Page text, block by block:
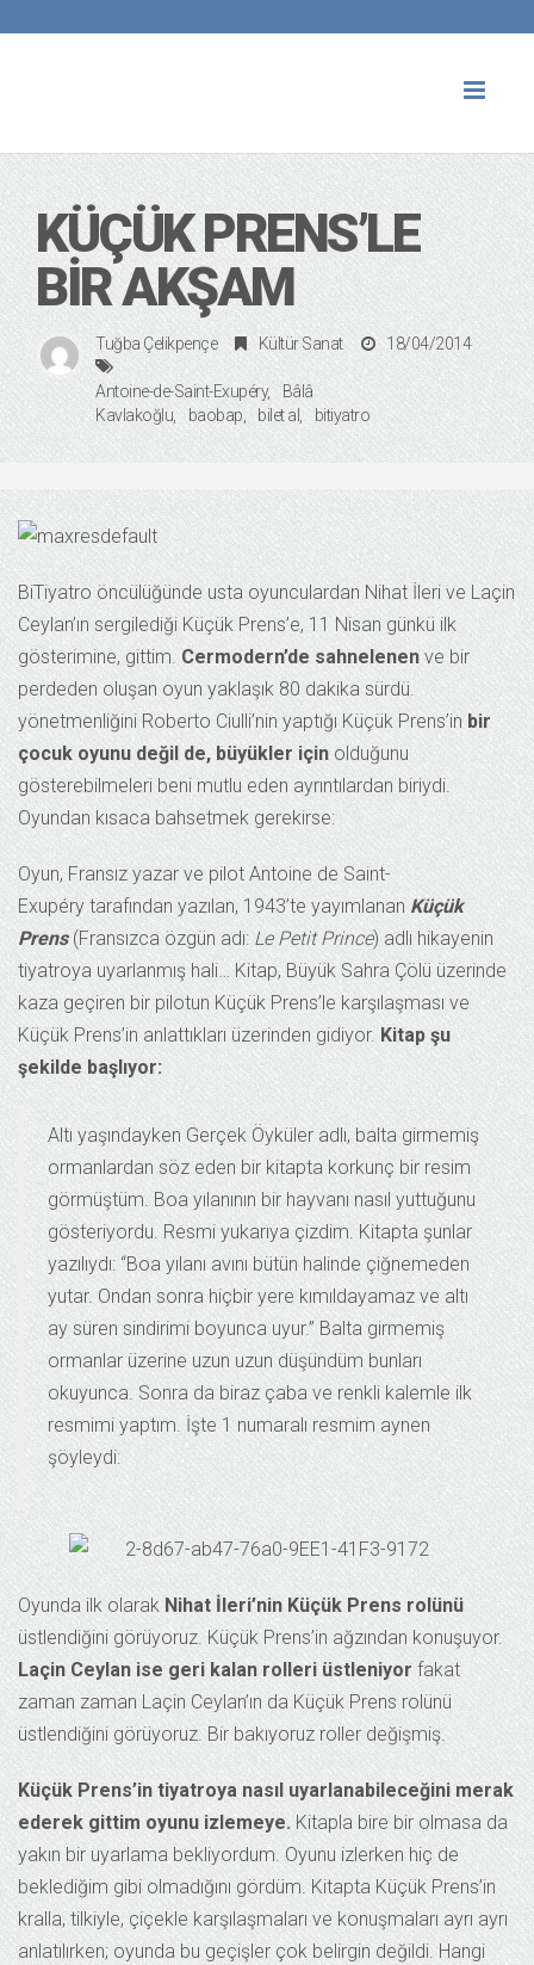
KÜÇÜK PRENS’LE
BIR AKŞAM
Tuğba Çelikpençe Kültür Sanat 18/04/2014
Antoine-de-Saint-Exupéry
Bâlâ
Kavlakoğlu
baobap bilet al bitiyatro
BiTiyatro öncülüğünde usta oyunculardan Nihat İleri ve Laçin
Ceylan’ın sergilediği Küçük Prens’e, 11 Nisan günkü ilk
gösterimine, gittim. Cermodern’de sahnelenen ve bir
perdeden oluşan oyun yaklaşık 80 dakika sürdü.
yönetmenliğini Roberto Ciulli’nin yaptığı Küçük Prens’in bir
çocuk oyunu değil de, büyükler için olduğunu
gösterebilmeleri beni mutlu eden ayrıntılardan biriydi.
Oyundan kısaca bahsetmek gerekirse:
Oyun, Fransız yazar ve pilot Antoine de Saint-
Exupéry tarafından yazılan, 1943’te yayımlanan Küçük
Prens(Fransızca özgün adı: Le Petit Prince) adlı hikayenin
tiyatroya uyarlanmış hali… Kitap, Büyük Sahra Çölü üzerinde
kaza geçiren bir pilotun Küçük Prens’le karşılaşması ve
Küçük Prens’in anlattıkları üzerinden gidiyor. Kitap şu
şekilde başlıyor:
Altı yaşındayken Gerçek Öyküler adlı, balta girmemiş
ormanlardan söz eden bir kitapta korkunç bir resim
görmüştüm. Boa yılanının bir hayvanı nasıl yuttuğunu
gösteriyordu. Resmi yukarıya çizdim. Kitapta şunlar
yazılıydı: “Boa yılanı avını bütün halinde çiğnemeden
yutar. Ondan sonra hiçbir yere kımıldayamaz ve altı
ay süren sindirimi boyunca uyur.” Balta girmemiş
ormanlar üzerine uzun uzun düşündüm bunları
okuyunca. Sonra da biraz çaba ve renkli kalemle ilk
resmimi yaptım. İşte 1 numaralı resmim aynen
şöyleydi:
Oyunda ilk olarak Nihat İleri’nin Küçük Prens rolünü
üstlendiğini görüyoruz. Küçük Prens’in ağzından konuşuyor.
Laçin Ceylan ise geri kalan rolleri üstleniyor fakat
zaman zaman Laçin Ceylan’ın da Küçük Prens rolünü
üstlendiğini görüyoruz. Bir bakıyoruz roller değişmiş.
Küçük Prens’in tiyatroya nasıl uyarlanabileceğini merak
ederek gittim oyunu izlemeye. Kitapla bire bir olmasa da
yakın bir uyarlama bekliyordum. Oyunu izlerken hiç de
beklediğim gibi olmadığını gördüm. Kitapta Küçük Prens’in
kralla, tilkiyle, çiçekle karşılaşmaları ve konuşmaları ayrı ayrı
anlatılırken; oyunda bu geçişler çok belirgin değildi. Hangi